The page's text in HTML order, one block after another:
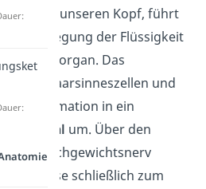
wir jetzt unseren Kopf, führt
Bewegung der Flüssigkeit
Das
die Haarsinneszellen und
die Information in ein
Signal um. Über den
Gleichgewichtsnerv
Impulse schließlich zum